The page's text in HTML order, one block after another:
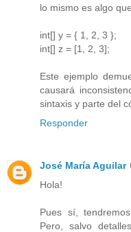
lo mismo es algo
int[] y = { 1, 2, 3 };
int[] z = [1, 2, 3];
Este ejemplo
causará
sintaxis y parte del
Responder
José María Aguilar
Hola!
Pues sí,
Pero, salvo